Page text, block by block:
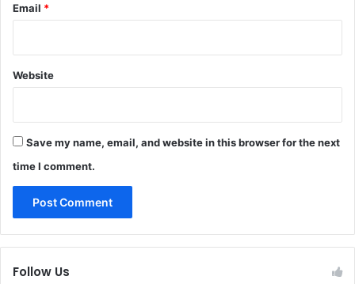
Email *
Website
Save my name, email, and website in this browser for the next
time I comment.
Follow Us